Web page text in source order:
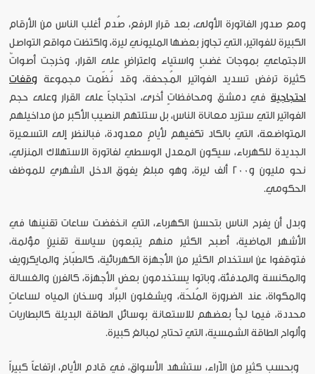
ومع صدور الفاتورة الأولى، بعد قرار الرفع، صُدم أغلب الناس من الأرقام
الكبيرة للفواتير، التي تجاوز بعضها المليوني ليرة، واكتظت مواقع التواصل
الاجتماعي بموجات غضبٍ واستياء واعتراضٍ على القرار، وخرجت أصواتٌ
كثيرة ترفض تسديد الفواتير المُجحفة، وقد نُظّمت مجموعة وقفات
احتجاجية في دمشق ومحافظاتٍ أخرى، احتجاجاً على القرار وعلى حجم
الفواتير التي ستزيد معاناة الناس، بل ستلتهم النصيب الأكبر من مداخيلهم
المتواضعة، التي بالكاد تكفيهم لأيامٍ معدودة، فبالنظر إلى التسعيرة
الجديدة للكهرباء، سيكون المعدل الوسطي لفاتورة الاستهلاك المنزلي،
نحو مليون و200 ألف ليرة، وهو مبلغ يفوق الدخل الشهري للموظف
الحكومي.
وبدل أن يفرح الناس بتحسن الكهرباء، التي انخفضت ساعات تقنينها في
الأشهر الماضية، أصبح الكثير منهم يتبعون سياسة تقنينٍ مؤلمة،
فتوقفوا عن استخدام الكثير من الأجهزة الكهربائية، كالطبّاخ والمايكرويف
والمكنسة والمدفئة، وباتوا يستخدمون بعض الأجهزة، كالفرن والغسالة
والمكواة، عند الضرورة المُلحّة، ويشغلون البرَّاد وسخان المياه لساعاتٍ
محددة، فيما لجأ بعضهم للاستعانة بوسائل الطاقة البديلة كالبطاريات
وألواح الطاقة الشمسية، التي تحتاج لمبالغ كبيرة.
وبحسب كثيرٍ من الآراء، ستشهد الأسواق، في قادم الأيام، ارتفاعاً كبيراً